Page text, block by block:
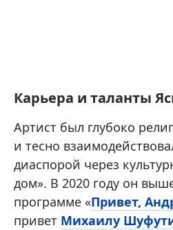
Карьера и таланты
Артист был глубоко
и тесно
диаспорой через
дом». В 2020 году он
программе «Привет,
привет Михаилу